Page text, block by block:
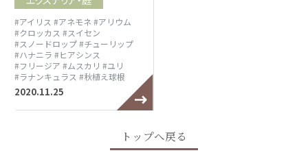
#アイリス #アネモネ#アリウム
#クロッカス #スイセン
#スノードロップ#チューリップ
#ハナニラ #ヒアシンス
#フリージア #ムスカリ #ユリ
#ラナンキュラス #秋植え球根
2020.11.25
トップへ戻る